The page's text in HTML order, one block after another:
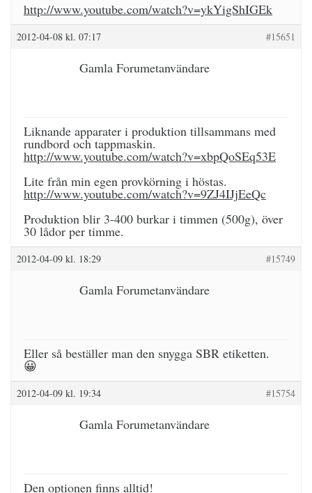
http://www.youtube.com/watch?v=ykYigShIGEk
2012-04-08 kl. 07:17 #15651
Gamla Forumetanvändare
Liknande apparater i produktion tillsammans med
rundbord och tappmaskin.
http://www.youtube.com/watch?v=xbpQoSEq53E
Lite från min egen provkörning i höstas.
http://www.youtube.com/watch?v=9ZJ4IJjEeQc
Produktion blir 3-400 burkar i timmen (500g), över
30 lådor per timme.
2012-04-09 kl. 18:29 #15749
Gamla Forumetanvändare
Eller så beställer man den snygga SBR etiketten.
😀
2012-04-09 kl. 19:34 #15754
Gamla Forumetanvändare
Den optionen finns alltid!